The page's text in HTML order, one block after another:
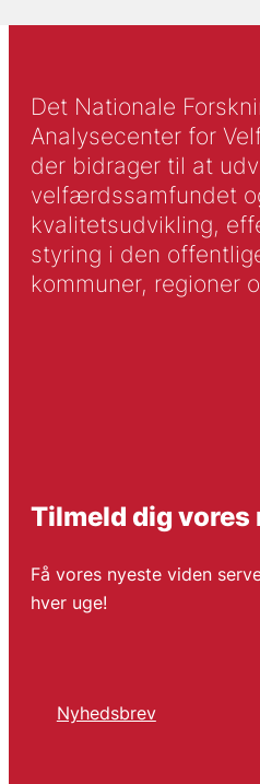
Det Nationale
Analysecenter for
der bidrager til at
velfærdssamfundet
kvalitetsudvikling,
styring i den
kommuner, regioner
Tilmeld dig vores
Få vores nyeste viden
hver uge!
Nyhedsbrev